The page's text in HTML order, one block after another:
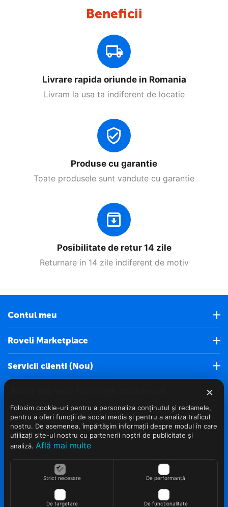
Beneficii
Livrare rapida oriunde in Romania
Livram la usa ta indiferent de locatie
Produse cu garantie
Toate produsele sunt vandute cu garantie
Posibilitate de retur 14 zile
Returnare in 14 zile indiferent de motiv
Contul meu
Roveli Marketplace
Servicii clienti (Nou)
Contact
© 2022 - 2026 Roveli.ro. Realizat si configurat
×
Folosim cookie-uri pentru a personaliza conținutul și reclamele,
pentru a oferi funcții de social media și pentru a analiza traficul
nostru. De asemenea, împărtășim informații despre modul în care
utilizați site-ul nostru cu partenerii noștri de publicitate și
analiză. Află mai multe
Strict necesare De performanță
De targetare De funcționalitate